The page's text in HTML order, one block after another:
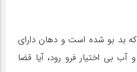
بد بو شده است و دهان دارای
بی اختیار فرو رود، آیا قضا